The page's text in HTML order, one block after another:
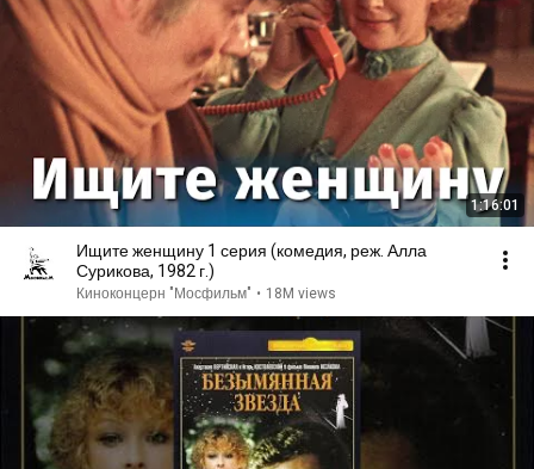
1:16:01
Ищите женщину 1 серия (комедия, реж. Алла
Сурикова, 1982 г.)
Киноконцерн "Мосфильм" • 18M views